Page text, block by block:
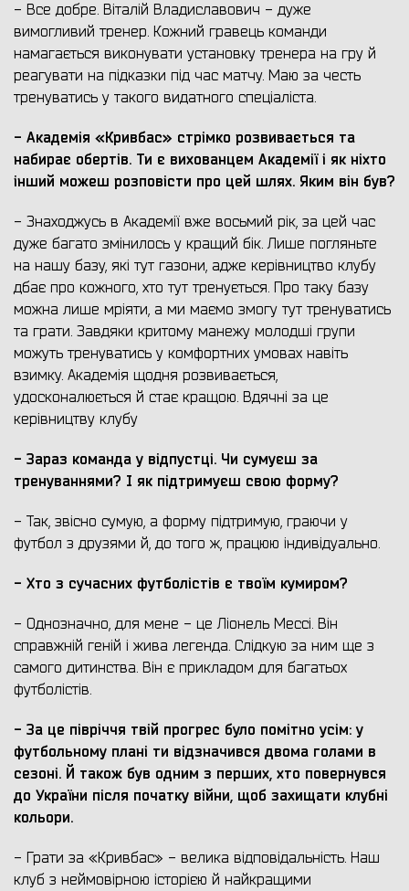
- Все добре. Віталій Владиславович - дуже
вимогливий тренер. Кожний гравець команди
намагається виконувати установку тренера на гру й
реагувати на підказки під час матчу. Маю за честь
тренуватись у такого видатного спеціаліста.
- Академія «Кривбас» стрімко розвивається та
набирає обертів. Ти є вихованцем Академії і як ніхто
інший можеш розповісти про цей шлях. Яким він був?
- Знаходжусь в Академії вже восьмий рік, за цей час
дуже багато змінилось у кращий бік. Лише погляньте
на нашу базу, які тут газони, адже керівництво клубу
дбає про кожного, хто тут тренується. Про таку базу
можна лише мріяти, а ми маємо змогу тут тренуватись
та грати. Завдяки критому манежу молодші групи
можуть тренуватись у комфортних умовах навіть
взимку. Академія щодня розвивається,
удосконалюється й стає кращою. Вдячні за це
керівництву клубу
- Зараз команда у відпустці. Чи сумуєш за
тренуваннями? І як підтримуєш свою форму?
- Так, звісно сумую, а форму підтримую, граючи у
футбол з друзями й, до того ж, працюю індивідуально.
- Хто з сучасних футболістів є твоїм кумиром?
- Однозначно, для мене - це Ліонель Мессі. Він
справжній геній і жива легенда. Слідкую за ним ще з
самого дитинства. Він є прикладом для багатьох
футболістів.
- За це півріччя твій прогрес було помітно усім:у
футбольному плані ти відзначився двома голами в
сезоні. Й також був одним з перших, хто повернувся
до України після початку війни, щоб захищати клубні
кольори.
- Грати за «Кривбас» - велика відповідальність. Наш
клуб з неймовірною історією й найкращими